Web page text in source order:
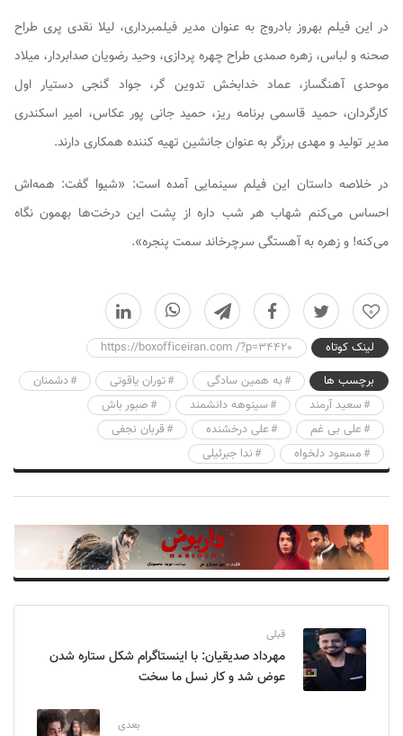
در این فیلم بهروز بادروج به عنوان مدیر فیلمبرداری، لیلا نقدی پری طراح
صحنه و لباس، زهره صمدی طراح چهره پردازی، وحید رضویان صدابردار، میلاد
موحدی آهنگساز، عماد خدابخش تدوین گر، جواد گنجی دستیار اول
کارگردان، حمید قاسمی برنامه ریز، حمید جانی پور عکاس، امیر اسکندری
مدیر تولید و مهدی برزگر به عنوان جانشین تهیه کننده همکاری دارند.
در خلاصه داستان این فیلم سینمایی آمده است: «شیوا گفت: همه‌اش
احساس می‌کنم شهاب هر شب داره از پشت این درخت‌ها بهمون نگاه
می‌کنه! و زهره به آهستگی سرچرخاند سمت پنجره».
0
لینک کوتاه
https://boxofficeiran.com /?p=34420
برچسب ها
به همین سادگی توران یاقوتی
دشمنان
سعید آرمند
سینوهه دانشمند
صبور باش
علی بی غم
علی درخشنده
قربان نجفی
مسعود دلخواه
ندا جبرئیلی
قبلی
مهرداد صدیقیان: با اینستاگرام شکل ستاره شدن
عوض شد و کار نسل ما سخت
بعدی